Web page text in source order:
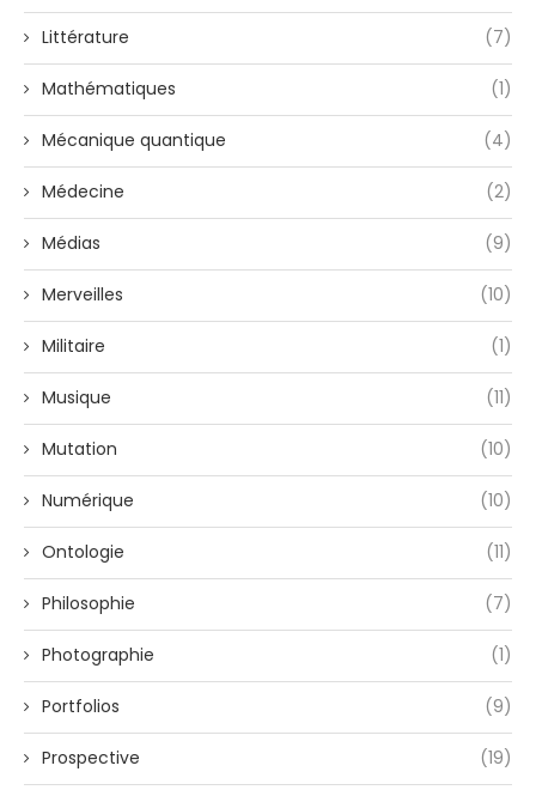
Littérature (7)
Mathématiques (1)
Mécanique quantique (4)
Médecine (2)
Médias (9)
Merveilles (10)
Militaire (1)
Musique (11)
Mutation (10)
Numérique (10)
Ontologie (11)
Philosophie (7)
Photographie (1)
Portfolios (9)
Prospective (19)